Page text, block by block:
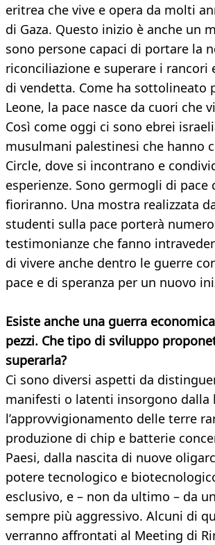
eritrea che vive e opera da molti
di Gaza. Questo inizio è anche un
sono persone capaci di portare la
riconciliazione e superare i rancori
di vendetta. Come ha sottolineato
Leone, la pace nasce da cuori che
Così come oggi ci sono ebrei
musulmani palestinesi che hanno
Circle, dove si incontrano e
esperienze. Sono germogli di pace
fioriranno. Una mostra realizzata
studenti sulla pace porterà
testimonianze che fanno
di vivere anche dentro le guerre
pace e di speranza per un nuovo
Esiste anche una guerra
pezzi. Che tipo di sviluppo
superarla?
Ci sono diversi aspetti da
manifesti o latenti insorgono dalla
l’approvvigionamento delle terre
produzione di chip e batterie
Paesi, dalla nascita di nuove
potere tecnologico e
esclusivo, e – non da ultimo – da
sempre più aggressivo. Alcuni di
verranno affrontati al Meeting di